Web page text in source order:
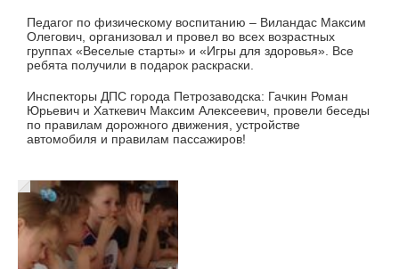
Педагог по физическому воспитанию – Виландас Максим
Олегович, организовал и провел во всех возрастных
группах «Веселые старты» и «Игры для здоровья». Все
ребята получили в подарок раскраски.
Инспекторы ДПС города Петрозаводска: Гачкин Роман
Юрьевич и Хаткевич Максим Алексеевич, провели беседы
по правилам дорожного движения, устройстве
автомобиля и правилам пассажиров!